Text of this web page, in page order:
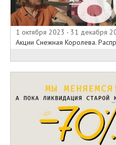
1 октября 2023 - 31 декабря
Акции Снежная Королева.